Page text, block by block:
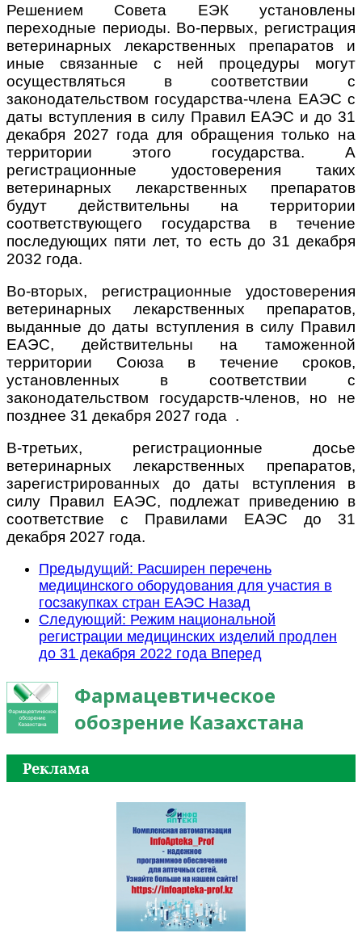
Решением Совета ЕЭК установлены
переходные периоды. Во-первых, регистрация
ветеринарных лекарственных препаратов и
иные связанные с ней процедуры могут
осуществляться в соответствии с
законодательством государства-члена ЕАЭС с
даты вступления в силу Правил ЕАЭС и до 31
декабря 2027 года для обращения только на
территории этого государства. А
регистрационные удостоверения таких
ветеринарных лекарственных препаратов
будут действительны на территории
соответствующего государства в течение
последующих пяти лет, то есть до 31 декабря
2032 года.
Во-вторых, регистрационные удостоверения
ветеринарных лекарственных препаратов,
выданные до даты вступления в силу Правил
ЕАЭС, действительны на таможенной
территории Союза в течение сроков,
установленных в соответствии с
законодательством государств-членов, но не
позднее 31 декабря 2027 года .
В-третьих, регистрационные досье
ветеринарных лекарственных препаратов,
зарегистрированных до даты вступления в
силу Правил ЕАЭС, подлежат приведению в
соответствие с Правилами ЕАЭС до 31
декабря 2027 года.
Предыдущий: Расширен перечень
медицинского оборудования для участия в
госзакупках стран ЕАЭС Назад
Следующий: Режим национальной
регистрации медицинских изделий продлен
до 31 декабря 2022 года Вперед
Фармацевтическое
обозрение Казахстана
Реклама